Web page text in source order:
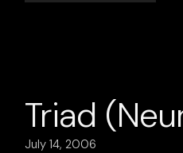
Triad
July 14, 2006